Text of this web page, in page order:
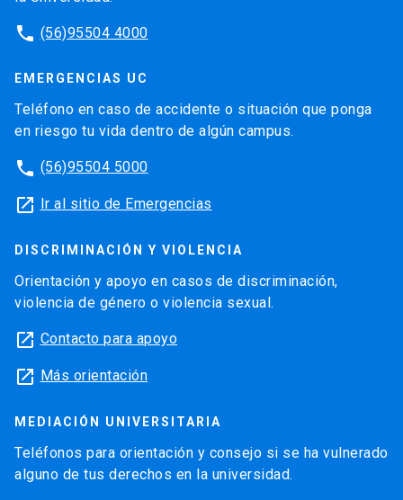
phone (56)95504 4000
EMERGENCIAS UC
Teléfono en caso de accidente o situación que ponga
en riesgo tu vida dentro de algún campus.
phone (56)95504 5000
launch Ir al sitio de Emergencias
DISCRIMINACIÓN Y VIOLENCIA
Orientación y apoyo en casos de discriminación,
violencia de género o violencia sexual.
launch Contacto para apoyo
launch Más orientación
MEDIACIÓN UNIVERSITARIA
Teléfonos para orientación y consejo si se ha vulnerado
alguno de tus derechos en la universidad.